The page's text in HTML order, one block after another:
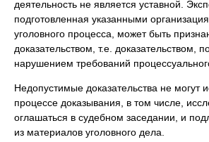
деятельность не является уставной.
подготовленная указанными
уголовного процесса, может быть
доказательством, т.е. доказательством,
нарушением требований
Недопустимые доказательства не могут
процессе доказывания, в том числе,
оглашаться в судебном заседании, и
из материалов уголовного дела.